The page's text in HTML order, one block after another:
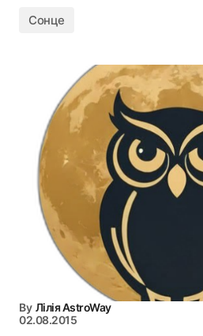
Сонце
By Лілія AstroWay
02.08.2015